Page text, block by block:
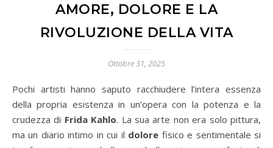
AMORE, DOLORE E LA
RIVOLUZIONE DELLA VITA
Ottobre 31, 2025
Pochi artisti hanno saputo racchiudere l’intera essenza
della propria esistenza in un’opera con la potenza e la
crudezza di Frida Kahlo. La sua arte non era solo pittura,
ma un diario intimo in cui il dolore fisico e sentimentale si